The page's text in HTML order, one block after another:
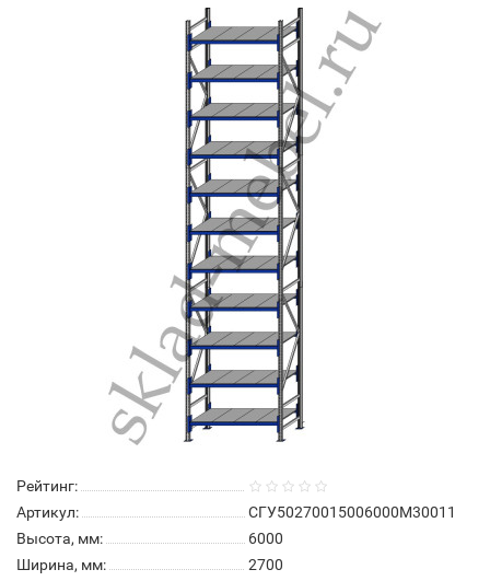
Рейтинг:
Артикул:
СГУ50270015006000М30011
Высота, мм:
6000
Ширина, мм:
2700